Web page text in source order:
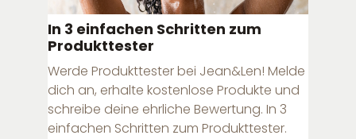
In 3 einfachen Schritten zum
Produkttester
Werde Produkttester bei Jean&Len! Melde
dich an, erhalte kostenlose Produkte und
schreibe deine ehrliche Bewertung. In 3
einfachen Schritten zum Produkttester.